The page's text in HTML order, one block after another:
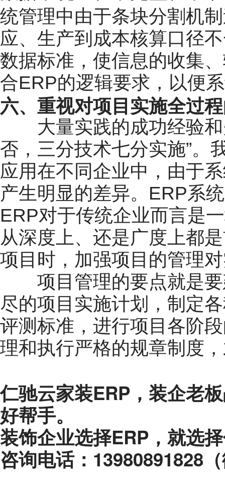
统管理中由于条块分割机
应、生产到成本核算口径
数据标准，使信息的收集
合ERP的逻辑要求，以便
六、重视对项目实施全过
大量实践的成功经验和
否，三分技术七分实施”。
应用在不同企业中，由于
产生明显的差异。ERP系
ERP对于传统企业而言是
从深度上、还是广度上都
项目时，加强项目的管理
项目管理的要点就是要
尽的项目实施计划，制定
评测标准，进行项目各阶
理和执行严格的规章制度
仁驰云家装ERP，装企老
好帮手。
装饰企业选择ERP，就选
咨询电话：13980891828